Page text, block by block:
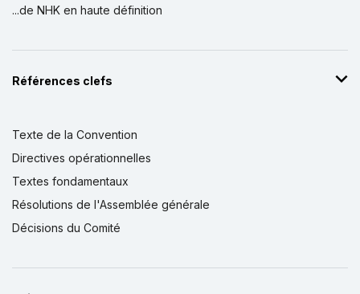
...de NHK en haute définition
Références clefs
Texte de la Convention
Directives opérationnelles
Textes fondamentaux
Résolutions de l'Assemblée générale
Décisions du Comité